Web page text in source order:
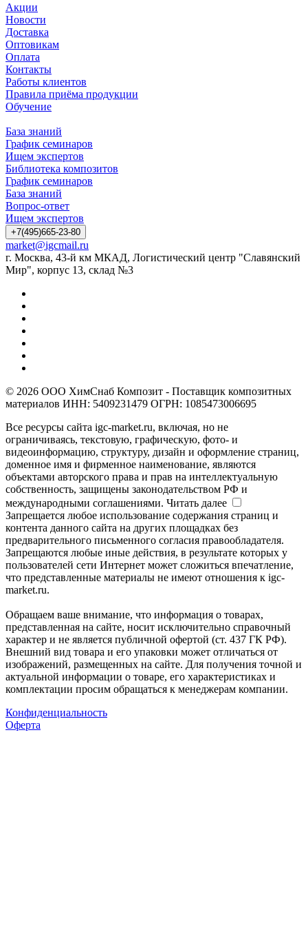
Акции
Новости
Доставка
Оптовикам
Оплата
Контакты
Работы клиентов
Правила приёма продукции
Обучение
База знаний
График семинаров
Ищем экспертов
Библиотека композитов
График семинаров
База знаний
Вопрос-ответ
Ищем экспертов
+7(495)665-23-80
market@igcmail.ru
г. Москва, 43-й км МКАД, Логистический центр "Славянский
Мир", корпус 13, склад №3
© 2026 ООО ХимСнаб Композит - Поставщик композитных
материалов ИНН: 5409231479 ОГРН: 1085473006695
Все ресурсы сайта igc-market.ru, включая, но не
ограничиваясь, текстовую, графическую, фото- и
видеоинформацию, структуру, дизайн и оформление страниц,
доменное имя и фирменное наименование, являются
объектами авторского права и прав на интеллектуальную
собственность, защищены законодательством РФ и
международными соглашениями. Читать далее
Запрещается любое использование содержания страниц и
контента данного сайта на других площадках без
предварительного письменного согласия правообладателя.
Запрещаются любые иные действия, в результате которых у
пользователей сети Интернет может сложиться впечатление,
что представленные материалы не имеют отношения к igc-
market.ru.
Обращаем ваше внимание, что информация о товарах,
представленная на сайте, носит исключительно справочный
характер и не является публичной офертой (ст. 437 ГК РФ).
Внешний вид товара и его упаковки может отличаться от
изображений, размещенных на сайте. Для получения точной и
актуальной информации о товаре, его характеристиках и
комплектации просим обращаться к менеджерам компании.
Конфиденциальность
Оферта